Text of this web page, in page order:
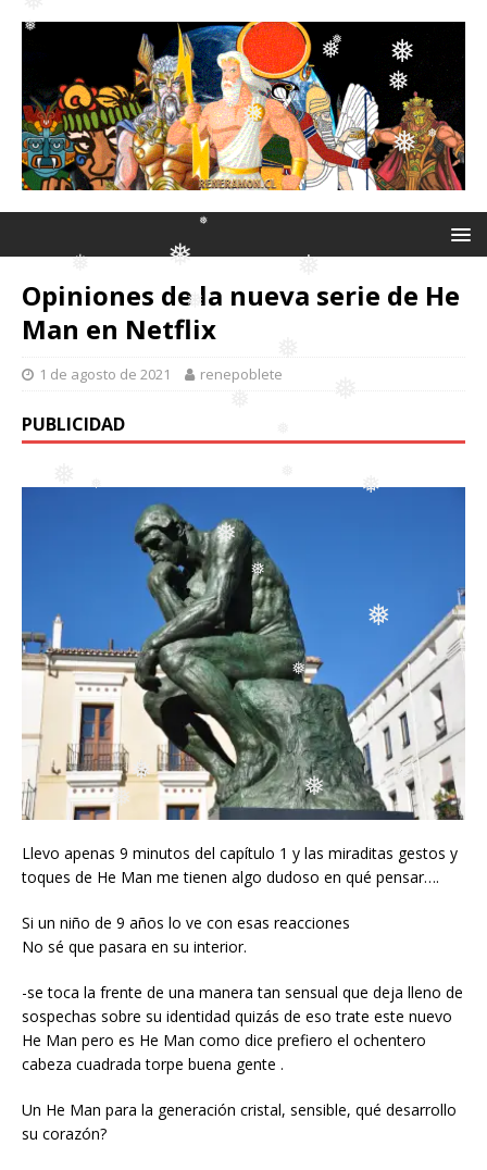
❅
❅
❅
❅
❅
❅
❅
❅
❅
❅
❅
❅
❅ ❅
❅
❅
❅
❅
❅
❅
❅
❅
Opiniones de la nueva serie de He
Man en Netflix
1 de agosto de 2021 renepoblete
PUBLICIDAD
Llevo apenas 9 minutos del capítulo 1 y las miraditas gestos y
toques de He Man me tienen algo dudoso en qué pensar….
Si un niño de 9 años lo ve con esas reacciones
No sé que pasara en su interior.
-se toca la frente de una manera tan sensual que deja lleno de
sospechas sobre su identidad quizás de eso trate este nuevo
He Man pero es He Man como dice prefiero el ochentero
cabeza cuadrada torpe buena gente .
Un He Man para la generación cristal, sensible, qué desarrollo
su corazón?